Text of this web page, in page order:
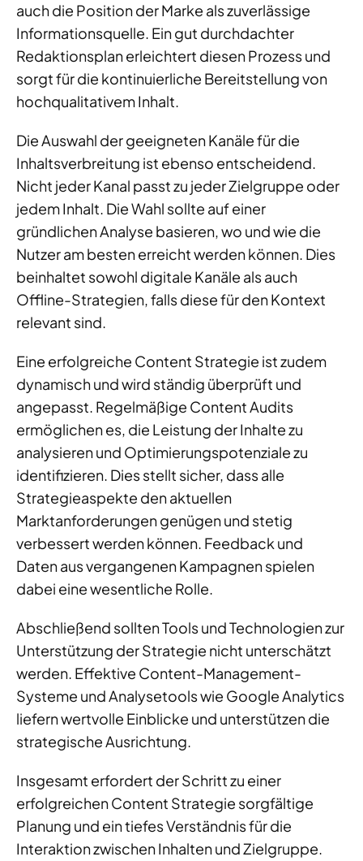
auch die Position der Marke als zuverlässige
Informationsquelle. Ein gut durchdachter
Redaktionsplan erleichtert diesen Prozess und
sorgt für die kontinuierliche Bereitstellung von
hochqualitativem Inhalt.
Die Auswahl der geeigneten Kanäle für die
Inhaltsverbreitung ist ebenso entscheidend.
Nicht jeder Kanal passt zu jeder Zielgruppe oder
jedem Inhalt. Die Wahl sollte auf einer
gründlichen Analyse basieren, wo und wie die
Nutzer am besten erreicht werden können. Dies
beinhaltet sowohl digitale Kanäle als auch
Offline-Strategien, falls diese für den Kontext
relevant sind.
Eine erfolgreiche Content Strategie ist zudem
dynamisch und wird ständig überprüft und
angepasst. Regelmäßige Content Audits
ermöglichen es, die Leistung der Inhalte zu
analysieren und Optimierungspotenziale zu
identifizieren. Dies stellt sicher, dass alle
Strategieaspekte den aktuellen
Marktanforderungen genügen und stetig
verbessert werden können. Feedback und
Daten aus vergangenen Kampagnen spielen
dabei eine wesentliche Rolle.
Abschließend sollten Tools und Technologien zur
Unterstützung der Strategie nicht unterschätzt
werden. Effektive Content-Management-
Systeme und Analysetools wie Google Analytics
liefern wertvolle Einblicke und unterstützen die
strategische Ausrichtung.
Insgesamt erfordert der Schritt zu einer
erfolgreichen Content Strategie sorgfältige
Planung und ein tiefes Verständnis für die
Interaktion zwischen Inhalten und Zielgruppe.